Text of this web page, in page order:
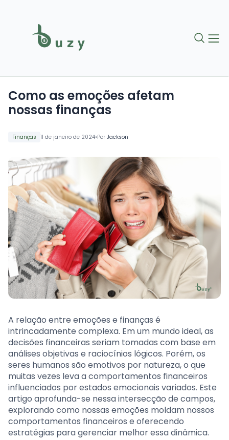
Finanças 11 de janeiro de 2024•Por Jackson
Como as emoções afetam
nossas finanças
A relação entre emoções e finanças é
intrincadamente complexa. Em um mundo ideal, as
decisões financeiras seriam tomadas com base em
análises objetivas e raciocínios lógicos. Porém, os
seres humanos são emotivos por natureza, o que
muitas vezes leva a comportamentos financeiros
influenciados por estados emocionais variados. Este
artigo aprofunda-se nessa intersecção de campos,
explorando como nossas emoções moldam nossos
comportamentos financeiros e oferecendo
estratégias para gerenciar melhor essa dinâmica.